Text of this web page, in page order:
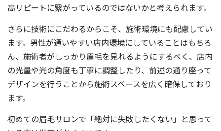
高リピートに繋がっているのではないかと考えられます。
さらに技術にこだわるからこそ、施術環境にも配慮してい
ます。男性が通いやすい店内環境にしていることはもちろ
ん、施術者がしっかり眉毛を見れるようにするべく、店内
の光量や光の角度も丁寧に調整したり、前述の通り座って
デザインを行うことから施術スペースを広く確保しており
ます。
初めての眉毛サロンで「絶対に失敗したくない」と思って